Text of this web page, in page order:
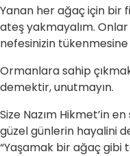
Yanan her ağaç için bir
ateş yakmayalım.
nefesinizin
Ormanlara sahip
demektir, unutmayın.
Size Nazım Hikmet’in
güzel günlerin hayalini
“Yaşamak bir ağaç gibi